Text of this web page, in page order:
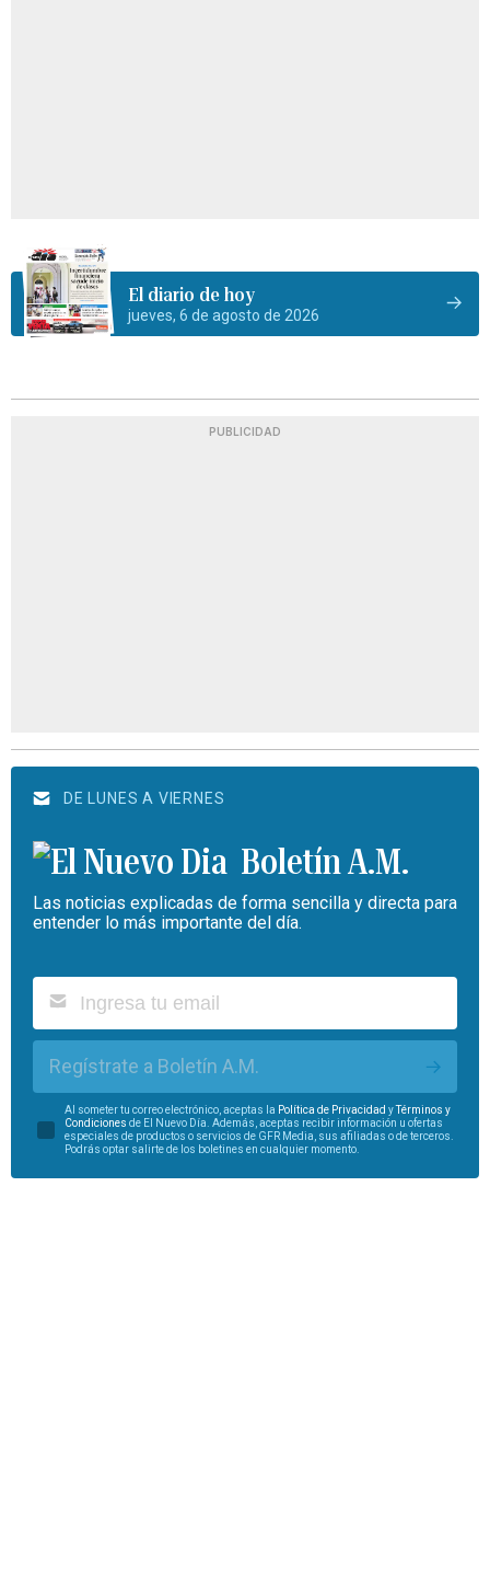
El diario de hoy
jueves, 6 de agosto de 2026
PUBLICIDAD
DE LUNES A VIERNES
Boletín A.M.
Las noticias explicadas de forma sencilla y directa para
entender lo más importante del día.
Regístrate a Boletín A.M.
Al someter tu correo electrónico, aceptas la Política de Privacidad yTérminos y
Condiciones de El Nuevo Día. Además, aceptas recibir información u ofertas
especiales de productos o servicios de GFR Media, sus afiliadas o de terceros.
Podrás optar salirte de los boletines en cualquier momento.